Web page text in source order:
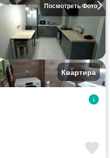
Посмотреть Фото
Квартира